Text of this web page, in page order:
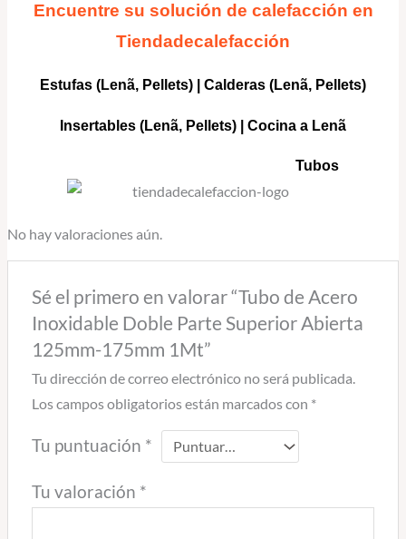
Encuentre su solución de calefacción en
Tiendadecalefacción
Estufas (Lenã, Pellets) Calderas (Lenã, Pellets)
Insertables (Lenã, Pellets) | Cocina a Lenã
Tubos
No hay valoraciones aún.
Sé el primero en valorar “Tubo de Acero
Inoxidable Doble Parte Superior Abierta
125mm-175mm 1Mt”
Tu dirección de correo electrónico no será publicada.
Los campos obligatorios están marcados con *
Tu puntuación *
Tu valoración *